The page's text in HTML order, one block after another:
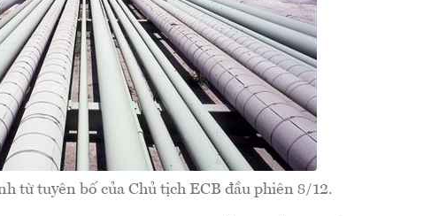
từ tuyên bố của Chủ tịch ECB đầu phiên 8/12.